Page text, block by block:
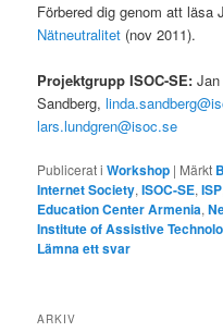
Förbered dig genom att läsa
Nätneutralitet (nov 2011).
Projektgrupp ISOC-SE:
Sandberg,
lars.lundgren@isoc.se
Publicerat i Workshop | Märkt
Internet Society,ISOC-SE,ISP
Education Center Armenia,
Institute of Assistive
Lämna ett svar
ARKIV